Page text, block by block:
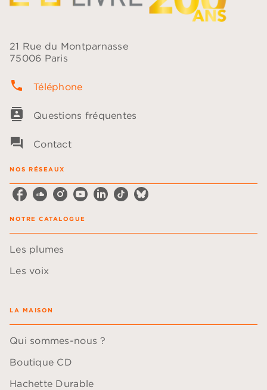
21 Rue du Montparnasse
75006 Paris
phone Téléphone
contacts Questions fréquentes
question_answer Contact
NOS RÉSEAUX
NOTRE CATALOGUE
Les plumes
Les voix
LA MAISON
Qui sommes-nous ?
Boutique CD
Hachette Durable